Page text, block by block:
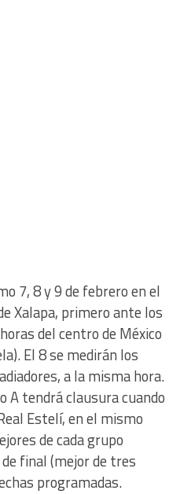
7, 8 y 9 de febrero en el
Xalapa, primero ante los
del centro de México
El 8 se medirán los
a la misma hora.
A tendrá clausura cuando
Estelí, en el mismo
de cada grupo
final (mejor de tres
programadas.